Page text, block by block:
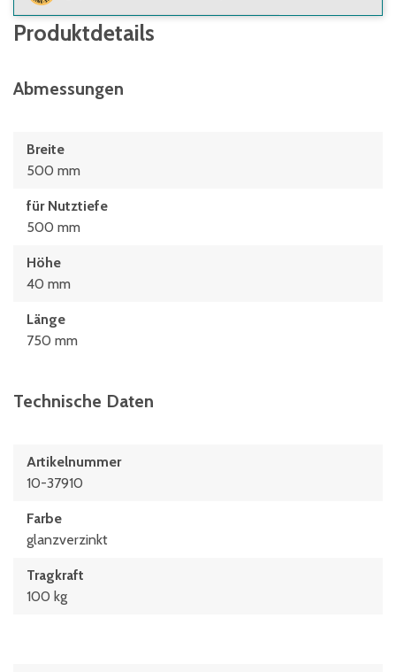
Produktdetails
Abmessungen
Breite
500 mm
für Nutztiefe
500 mm
Höhe
40 mm
Länge
750 mm
Technische Daten
Artikelnummer
10-37910
Farbe
glanzverzinkt
Tragkraft
100 kg